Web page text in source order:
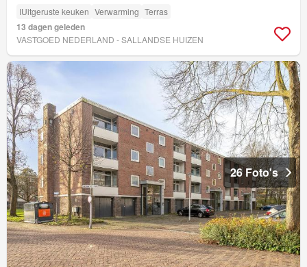
IUitgeruste keuken Verwarming Terras
13 dagen geleden
VASTGOED NEDERLAND - SALLANDSE HUIZEN
26 Foto's